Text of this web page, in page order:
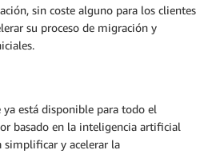
sin coste alguno para los clientes
su proceso de migración y
está disponible para todo el
basado en la inteligencia artificial
simplificar y acelerar la